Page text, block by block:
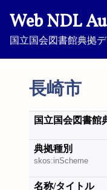
Web NDL
国立国会図書館典拠
長崎市
国立国会図書館
典拠種別
skos:inScheme
名称/タイトル